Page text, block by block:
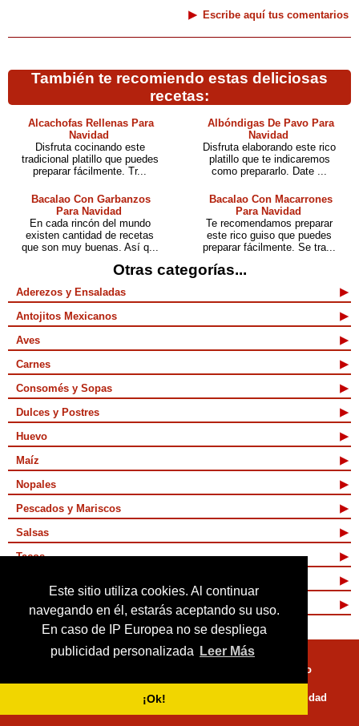
Este sitio utiliza cookies. Al continuar
navegando en él, estarás aceptando su uso.
En caso de IP Europea no se despliega
publicidad personalizada
Leer Más
¡Ok!
Escribe aquí tus comentarios
También te recomiendo estas deliciosas
recetas:
Alcachofas Rellenas Para
Navidad
Disfruta cocinando este
tradicional platillo que puedes
preparar fácilmente. Tr...
Albóndigas De Pavo Para
Navidad
Disfruta elaborando este rico
platillo que te indicaremos
como prepararlo. Date ...
Bacalao Con Garbanzos
Para Navidad
En cada rincón del mundo
existen cantidad de recetas
que son muy buenas. Así q...
Bacalao Con Macarrones
Para Navidad
Te recomendamos preparar
este rico guiso que puedes
preparar fácilmente. Se tra...
Otras categorías...
Aderezos y Ensaladas
Antojitos Mexicanos
Aves
Carnes
Consomés y Sopas
Dulces y Postres
Huevo
Maíz
Nopales
Pescados y Mariscos
Salsas
Tacos
Vegetarianas
Términos de Uso
Políticas de Privacidad